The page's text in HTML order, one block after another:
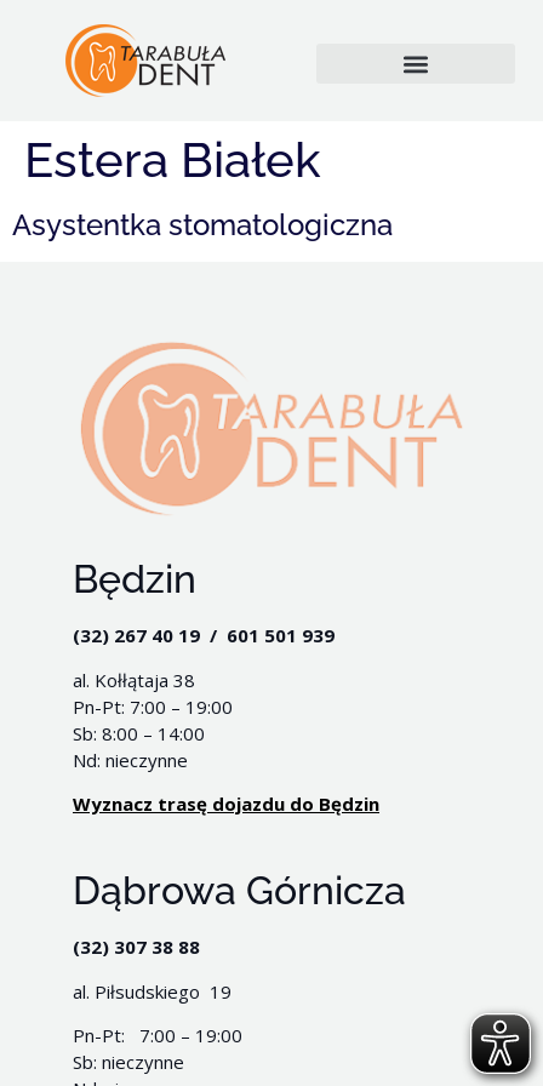
Estera Białek
Asystentka stomatologiczna
Będzin
(32) 267 40 19 / 601 501 939
al. Kołłątaja 38
Pn-Pt: 7:00 – 19:00
Sb: 8:00 – 14:00
Nd: nieczynne
Wyznacz trasę dojazdu do Będzin
Dąbrowa Górnicza
(32) 307 38 88
al. Piłsudskiego 19
Pn-Pt: 7:00 – 19:00
Sb: nieczynne